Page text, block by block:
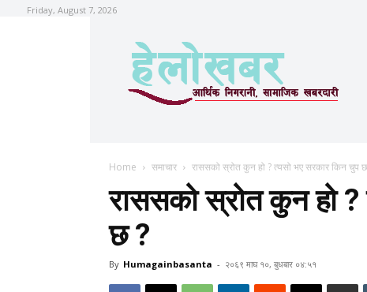
Friday, August 7, 2026
Home समाचार राससको स्रोत कुन हो ? त्यसो भए सरकार किन चुप
राससको स्रोत कुन हो
छ ?
By Humagainbasanta - २०६९ माघ १०, बुधबार ०४:५१